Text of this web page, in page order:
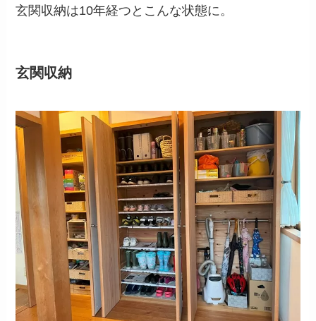
玄関収納は10年経つとこんな状態に。
玄関収納